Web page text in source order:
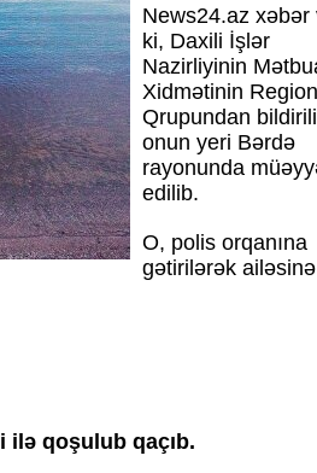
News24.az xəbər
ki, Daxili İşlər
Nazirliyinin
Xidmətinin
Qrupundan
onun yeri Bərdə
rayonunda
edilib.
O, polis orqanına
gətirilərək ailəsinə
qoşulub qaçıb.